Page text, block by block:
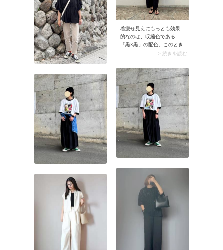
さい。
デを軽やかにしてくれる効
果も期待できますよ。
着痩せ見えにもっとも効果
的なのは、収縮色である
「黒×黒」の配色。このとき
ボリューミーな黒ワイドパ
う、トップスに肌見せ感の
あるものを合わせるのがオ
シャレ見せのコツです。例
えばスナップのようなオー
プンショルダーやハートネ
ックなら露出感が控えめ
で、50代が取り入れやすい
もの。女性らしい抜け感が
加わり、オールブラックの
スタイリングが華やぎま
> 続きを読む